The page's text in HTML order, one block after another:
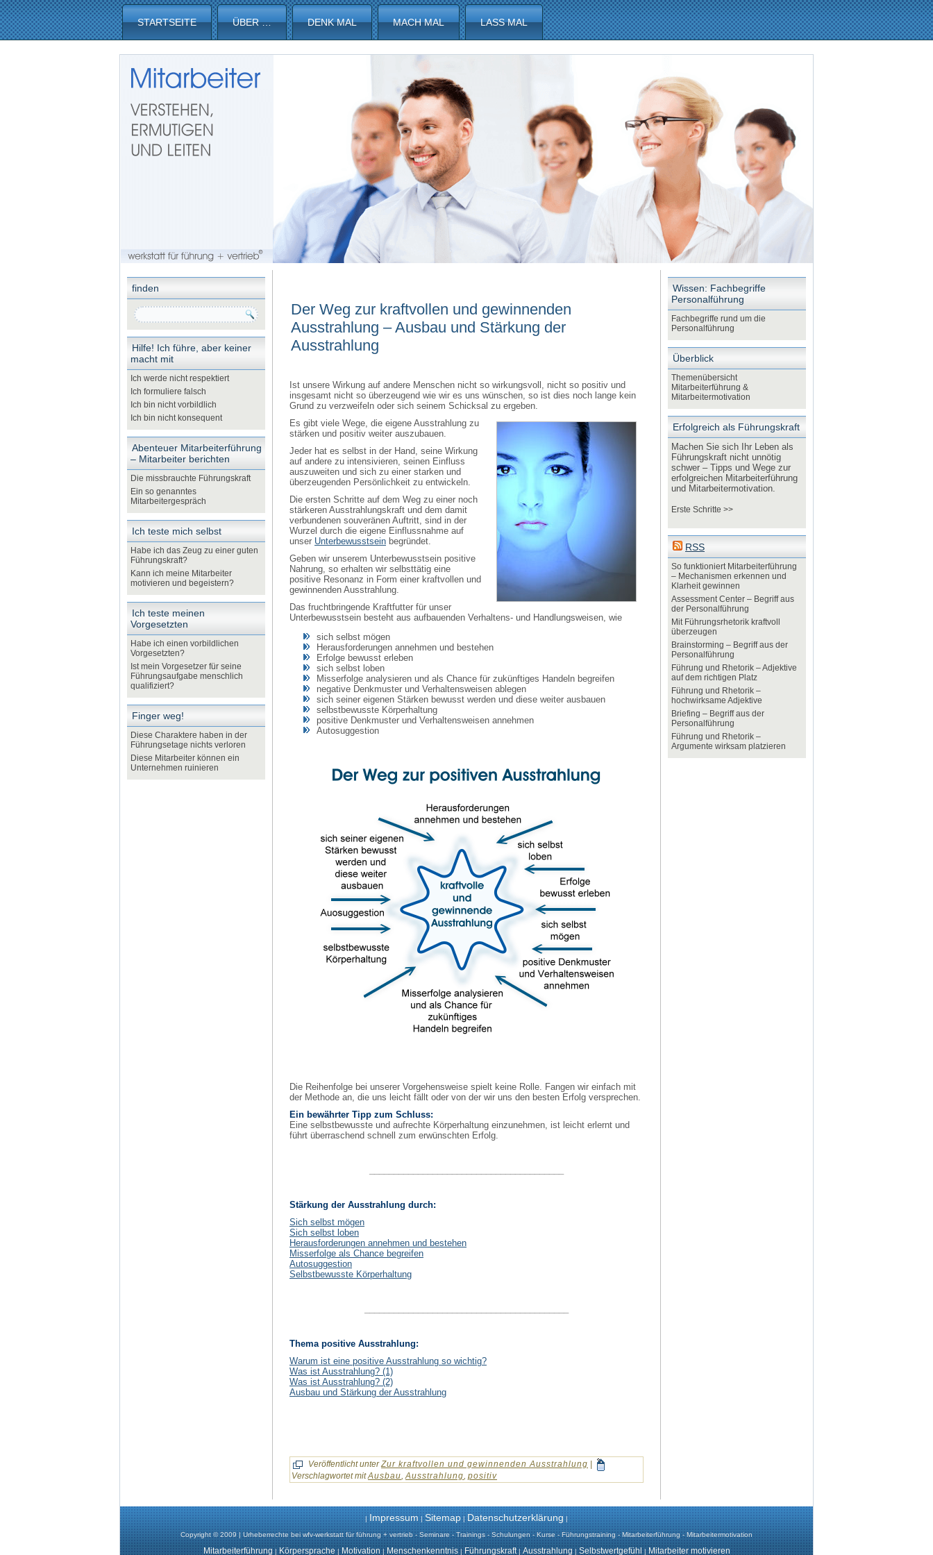
STARTSEITE ÜBER … DENK MAL MACH MAL LASS MAL
finden
Hilfe! Ich führe, aber keiner
macht mit
Ich werde nicht respektiert
Ich formuliere falsch
Ich bin nicht vorbildlich
Ich bin nicht konsequent
Abenteuer Mitarbeiterführung
– Mitarbeiter berichten
Die missbrauchte Führungskraft
Ein so genanntes
Mitarbeitergespräch
Ich teste mich selbst
Habe ich das Zeug zu einer guten
Führungskraft?
Kann ich meine Mitarbeiter
motivieren und begeistern?
Ich teste meinen
Vorgesetzten
Habe ich einen vorbildlichen
Vorgesetzten?
Ist mein Vorgesetzer für seine
Führungsaufgabe menschlich
qualifiziert?
Finger weg!
Diese Charaktere haben in der
Führungsetage nichts verloren
Diese Mitarbeiter können ein
Unternehmen ruinieren
Der Weg zur kraftvollen und gewinnenden
Ausstrahlung – Ausbau und Stärkung der
Ausstrahlung
Ist unsere Wirkung auf andere Menschen nicht so wirkungsvoll, nicht so positiv und
insgesamt nicht so überzeugend wie wir es uns wünschen, so ist dies noch lange kein
Grund zu verzweifeln oder sich seinem Schicksal zu ergeben.
Es gibt viele Wege, die eigene Ausstrahlung zu
stärken und positiv weiter auszubauen.
Jeder hat es selbst in der Hand, seine Wirkung
auf andere zu intensivieren, seinen Einfluss
auszuweiten und sich zu einer starken und
überzeugenden Persönlichkeit zu entwickeln.
Die ersten Schritte auf dem Weg zu einer noch
stärkeren Ausstrahlungskraft und dem damit
verbundenen souveränen Auftritt, sind in der
Wurzel durch die eigene Einflussnahme auf
unser Unterbewusstsein begründet.
Geben wir unserem Unterbewusstsein positive
Nahrung, so erhalten wir selbsttätig eine
positive Resonanz in Form einer kraftvollen und
gewinnenden Ausstrahlung.
Das fruchtbringende Kraftfutter für unser
Unterbewusstsein besteht aus aufbauenden Verhaltens- und Handlungsweisen, wie
sich selbst mögen
Herausforderungen annehmen und bestehen
Erfolge bewusst erleben
sich selbst loben
Misserfolge analysieren und als Chance für zukünftiges Handeln begreifen
negative Denkmuster und Verhaltensweisen ablegen
sich seiner eigenen Stärken bewusst werden und diese weiter ausbauen
selbstbewusste Körperhaltung
positive Denkmuster und Verhaltensweisen annehmen
Autosuggestion
Die Reihenfolge bei unserer Vorgehensweise spielt keine Rolle. Fangen wir einfach mit
der Methode an, die uns leicht fällt oder von der wir uns den besten Erfolg versprechen.
Ein bewährter Tipp zum Schluss:
Eine selbstbewusste und aufrechte Körperhaltung einzunehmen, ist leicht erlernt und
führt überraschend schnell zum erwünschten Erfolg.
Stärkung der Ausstrahlung durch:
Sich selbst mögen
Sich selbst loben
Herausforderungen annehmen und bestehen
Misserfolge als Chance begreifen
Autosuggestion
Selbstbewusste Körperhaltung
Thema positive Ausstrahlung:
Warum ist eine positive Ausstrahlung so wichtig?
Was ist Ausstrahlung? (1)
Was ist Ausstrahlung? (2)
Ausbau und Stärkung der Ausstrahlung
Veröffentlicht unter Zur kraftvollen und gewinnenden Ausstrahlung
Verschlagwortet mit Ausbau,Ausstrahlung, positiv
Wissen: Fachbegriffe
Personalführung
Fachbegriffe rund um die
Personalführung
Überblick
Themenübersicht
Mitarbeiterführung &
Mitarbeitermotivation
Erfolgreich als Führungskraft
Machen Sie sich Ihr Leben als
Führungskraft nicht unnötig
schwer – Tipps und Wege zur
erfolgreichen Mitarbeiterführung
und Mitarbeitermotivation.
Erste Schritte >>
RSS
So funktioniert Mitarbeiterführung
– Mechanismen erkennen und
Klarheit gewinnen
Assessment Center – Begriff aus
der Personalführung
Mit Führungsrhetorik kraftvoll
überzeugen
Brainstorming – Begriff aus der
Personalführung
Führung und Rhetorik – Adjektive
auf dem richtigen Platz
Führung und Rhetorik –
hochwirksame Adjektive
Briefing – Begriff aus der
Personalführung
Führung und Rhetorik –
Argumente wirksam platzieren
| Impressum | Sitemap | Datenschutzerklärung |
Copyright © 2009 | Urheberrechte bei wfv-werkstatt für führung + vertrieb - Seminare - Trainings - Schulungen - Kurse - Führungstraining - Mitarbeiterführung - Mitarbeitermotivation
Mitarbeiterführung | Körpersprache | Motivation | Menschenkenntnis| Führungskraft| Ausstrahlung | Selbstwertgefühl | Mitarbeiter motivieren